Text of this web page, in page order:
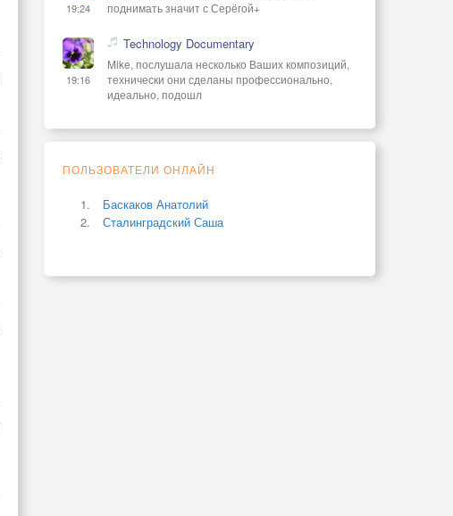
19:24
поднимать значит с Серёгой+
19:16
Technology Documentary
Mike, послушала несколько Ваших композиций,
технически они сделаны профессионально,
идеально, подошл
ПОЛЬЗОВАТЕЛИ ОНЛАЙН
Баскаков Анатолий
Сталинградский Саша